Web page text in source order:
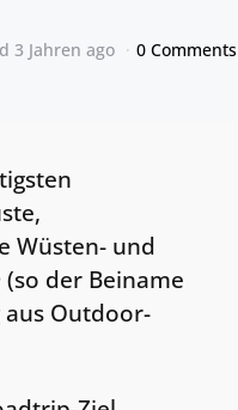
3 Jahren ago 0 Comments
Wüsten- und
(so der Beiname
aus Outdoor-